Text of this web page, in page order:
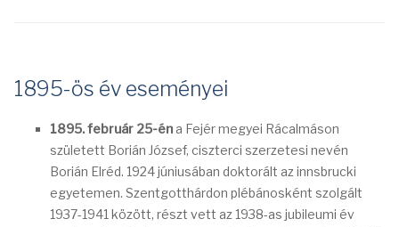
1895-ös év eseményei
1895. február 25-én a Fejér megyei Rácalmáson
született Borián József, ciszterci szerzetesi nevén
Borián Elréd. 1924 júniusában doktorált az innsbrucki
egyetemen. Szentgotthárdon plébánosként szolgált
1937-1941 között, részt vett az 1938-as jubileumi év